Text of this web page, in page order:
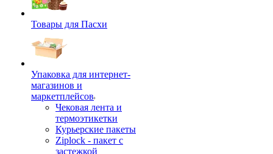
Товары для Пасхи
Упаковка для интернет-
магазинов и
маркетплейсов
Чековая лента и
термоэтикетки
Курьерские пакеты
Ziplock - пакет с
застежкой